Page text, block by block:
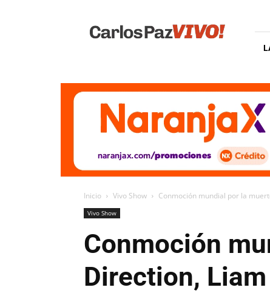
Vivo
Inicio Vivo Show Conmoción mundial por la
Vivo Show
Conmoción
Direction,